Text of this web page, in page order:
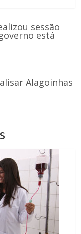
sessão
está
Alagoinhas